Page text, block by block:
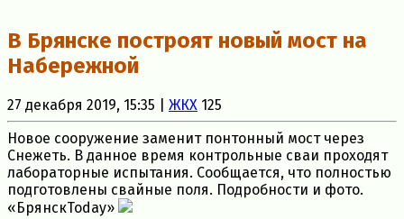
В Брянске построят новый мост на
Набережной
27 декабря 2019, 15:35 | ЖКХ 125
Новое сооружение заменит понтонный мост через
Снежеть. В данное время контрольные сваи проходят
лабораторные испытания. Сообщается, что полностью
подготовлены свайные поля. Подробности и фото.
«БрянскToday»